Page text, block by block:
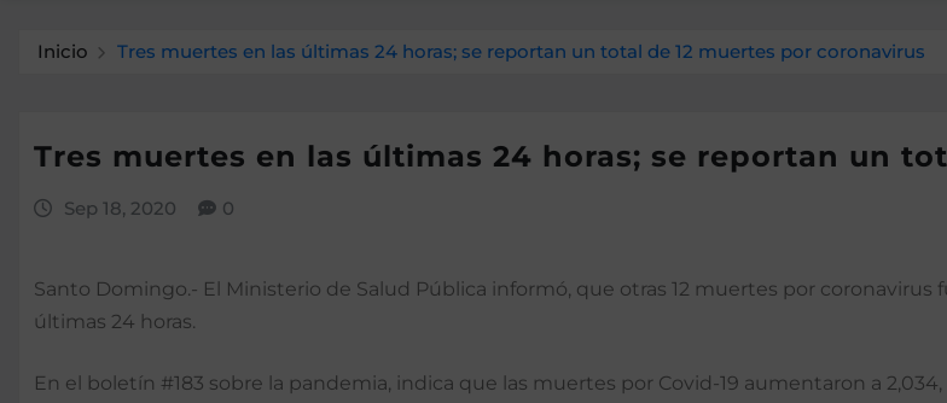
Inicio Tres muertes en las últimas 24 horas; se reportan un total de 12 muertes por coronavirus
Tres muertes en las últimas 24 horas; se reportan un
Sep 18, 2020 0
Santo Domingo.- El Ministerio de Salud Pública informó, que otras 12 muertes por
últimas 24 horas.
En el boletín #183 sobre la pandemia, indica que las muertes por Covid-19 aumentaron a